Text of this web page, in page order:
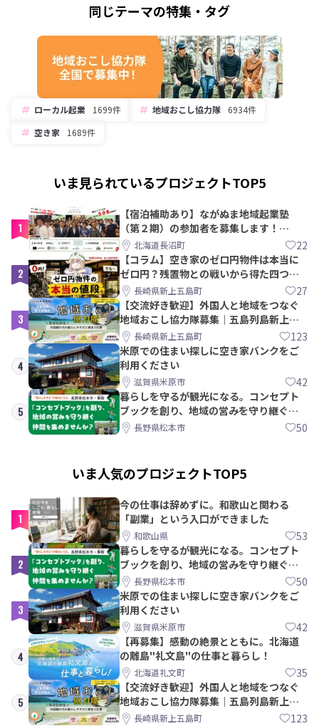
同じテーマの特集・タグ
ローカル起業 1699件 地域おこし協力隊
6934件
空き家
1689件
いま見られているプロジェクトTOP5
1
【宿泊補助あり】ながぬま地域起業塾
（第２期）の参加者を募集します！
【8/21〆】
北海道長沼町 22
2
【コラム】空き家のゼロ円物件は本当に
ゼロ円？残置物との戦いから得た四つの
教訓｜新上五島町
長崎県新上五島町 27
3
【交流好き歓迎】外国人と地域をつなぐ
地域おこし協力隊募集｜五島列島新上五
島町長崎県新上五島町 123
4
米原での住まい探しに空き家バンクをご
利用ください
滋賀県米原市 42
5
暮らしを守るが観光になる。コンセプト
ブックを創り、地域の営みを守り継ぐ仲
間を集めませんか？
長野県松本市 50
いま人気のプロジェクトTOP5
1
今の仕事は辞めずに。和歌山と関わる
「副業」という入口ができました
和歌山県 53
2
暮らしを守るが観光になる。コンセプト
ブックを創り、地域の営みを守り継ぐ仲
間を集めませんか？
長野県松本市 50
3
米原での住まい探しに空き家バンクをご
利用ください
滋賀県米原市 42
4
【再募集】感動の絶景とともに。北海道
の離島"礼文島"の仕事と暮らし！
北海道礼文町 35
5
【交流好き歓迎】外国人と地域をつなぐ
地域おこし協力隊募集｜五島列島新上五
島町長崎県新上五島町 123